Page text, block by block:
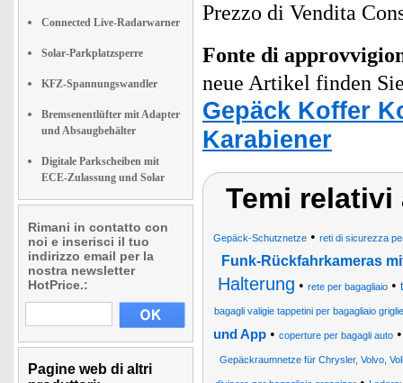
Connected Live-Radarwarner
Solar-Parkplatzsperre
KFZ-Spannungswandler
Bremsenentlüfter mit Adapter
und Absaugbehälter
Digitale Parkscheiben mit
ECE-Zulassung und Solar
Rimani in contatto con
noi e inserisci il tuo
indirizzo email per la
nostra newsletter
HotPrice.:
Pagine web di altri
Prezzo di Vendita
Fonte di
neue Artikel finden
Gepäck Koffer
Karabiener
Temi relativi
Gepäck-Schutznetze • reti di sicurezza
Funk-Rückfahrkameras
Halterung • rete per bagagliaio•
bagagli valigie tappetini per bagagliaio
und App • coperture per bagagli auto
Gepäckraumnetze für Chrysler, Volvo,